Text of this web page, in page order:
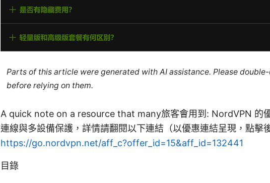
Parts of this article were generated with AI assistance. Please
before relying on them.
A quick note on a resource that many旅客會用到: NordVPN 的
連線與多設備保護，詳情請翻閱以下連結（以優惠連結呈現，點擊
https://go.nordvpn.net/aff_c?offer_id=15&aff_id=132441
目錄